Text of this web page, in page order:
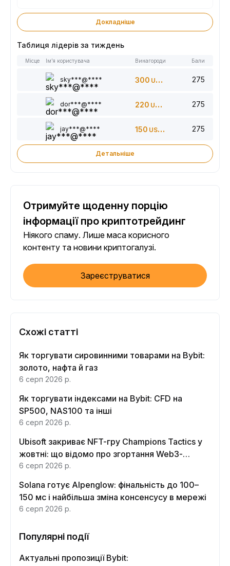
Докладніше
Таблиця лідерів за тиждень
Місце Ім’я користувача Винагороди Бали
sky***@**** 300 USDT 275
dor***@**** 220 USDT 275
jay***@**** 150 USDT 275
Детальніше
Отримуйте щоденну порцію
інформації про криптотрейдинг
Ніякого спаму. Лише маса корисного
контенту та новини криптогалузі.
Зареєструватися
Схожі статті
Як торгувати сировинними товарами на Bybit:
золото, нафта й газ
6 серп 2026 р.
Як торгувати індексами на Bybit: CFD на
SP500, NAS100 та інші
6 серп 2026 р.
Ubisoft закриває NFT-гру Champions Tactics у
жовтні: що відомо про згортання Web3-
функцій
6 серп 2026 р.
Solana готує Alpenglow: фінальність до 100–
150 мс і найбільша зміна консенсусу в мережі
6 серп 2026 р.
Популярні події
Актуальні пропозиції Bybit: